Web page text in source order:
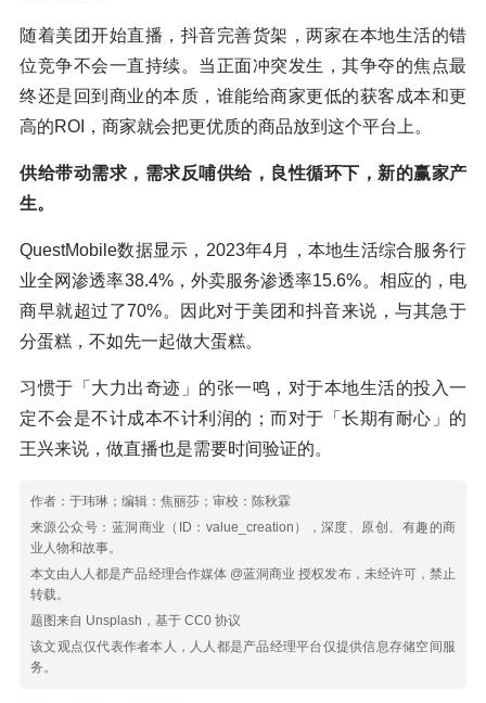
随着美团开始直播，抖音完善货架，两家在本地生活的错
位竞争不会一直持续。当正面冲突发生，其争夺的焦点最
终还是回到商业的本质，谁能给商家更低的获客成本和更
高的ROI，商家就会把更优质的商品放到这个平台上。
供给带动需求，需求反哺供给，良性循环下，新的赢家产
生。
QuestMobile数据显示，2023年4月，本地生活综合服务行
业全网渗透率38.4%，外卖服务渗透率15.6%。相应的，电
商早就超过了70%。因此对于美团和抖音来说，与其急于
分蛋糕，不如先一起做大蛋糕。
习惯于「大力出奇迹」的张一鸣，对于本地生活的投入一
定不会是不计成本不计利润的；而对于「长期有耐心」的
王兴来说，做直播也是需要时间验证的。
作者：于玮琳；编辑：焦丽莎；审校：陈秋霖
来源公众号：蓝洞商业（ID：value_creation），深度、原创、有趣的商
业人物和故事。
本文由人人都是产品经理合作媒体 @蓝洞商业 授权发布，未经许可，禁止
转载。
题图来自 Unsplash，基于 CC0 协议
该文观点仅代表作者本人，人人都是产品经理平台仅提供信息存储空间服
务。